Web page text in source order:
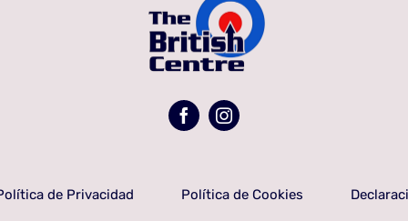
de Privacidad Política de Cookies